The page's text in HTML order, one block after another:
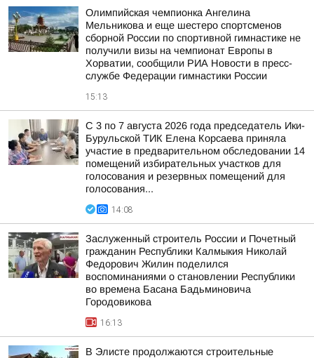
Олимпийская чемпионка Ангелина
Мельникова и еще шестеро спортсменов
сборной России по спортивной гимнастике не
получили визы на чемпионат Европы в
Хорватии, сообщили РИА Новости в пресс-
службе Федерации гимнастики России
15:13
С 3 по 7 августа 2026 года председатель Ики-
Бурульской ТИК Елена Корсаева приняла
участие в предварительном обследовании 14
помещений избирательных участков для
голосования и резервных помещений для
голосования...
14:08
Заслуженный строитель России и Почетный
гражданин Республики Калмыкия Николай
Федорович Жилин поделился
воспоминаниями о становлении Республики
во времена Басана Бадьминовича
Городовикова
16:13
В Элисте продолжаются строительные